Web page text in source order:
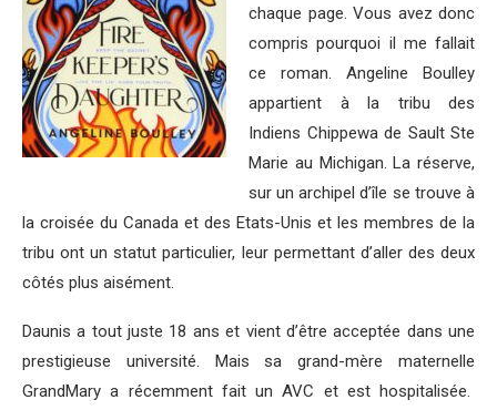
chaque page. Vous avez donc
compris pourquoi il me fallait
ce roman. Angeline Boulley
appartient à la tribu des
Indiens Chippewa de Sault Ste
Marie au Michigan. La réserve,
sur un archipel d’île se trouve à
la croisée du Canada et des Etats-Unis et les membres de la
tribu ont un statut particulier, leur permettant d’aller des deux
côtés plus aisément.
Daunis a tout juste 18 ans et vient d’être acceptée dans une
prestigieuse université. Mais sa grand-mère maternelle
GrandMary a récemment fait un AVC et est hospitalisée.